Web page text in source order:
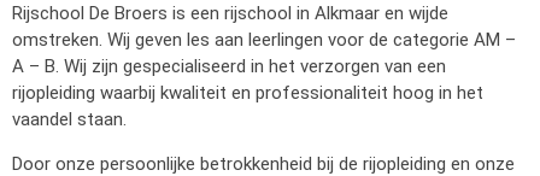
Rijschool De Broers is een rijschool in Alkmaar en wijde
omstreken. Wij geven les aan leerlingen voor de categorie AM –
A – B. Wij zijn gespecialiseerd in het verzorgen van een
rijopleiding waarbij kwaliteit en professionaliteit hoog in het
vaandel staan.
Door onze persoonlijke betrokkenheid bij de rijopleiding en onze